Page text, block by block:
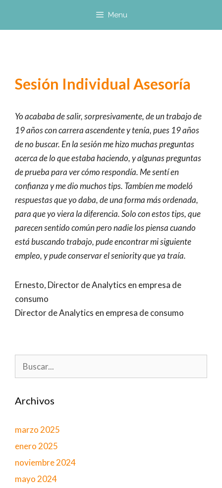
Menu
Sesión Individual Asesoría
Yo acababa de salir, sorpresivamente, de un trabajo de
19 años con carrera ascendente y tenía, pues 19 años
de no buscar. En la sesión me hizo muchas preguntas
acerca de lo que estaba haciendo, y algunas preguntas
de prueba para ver cómo respondía. Me sentí en
confianza y me dio muchos tips. Tambíen me modeló
respuestas que yo daba, de una forma más ordenada,
para que yo viera la diferencia. Solo con estos tips, que
parecen sentido común pero nadie los piensa cuando
está buscando trabajo, pude encontrar mi siguiente
empleo, y pude conservar el seniority que ya traía.
Ernesto, Director de Analytics en empresa de
consumo
Director de Analytics en empresa de consumo
Buscar:
Archivos
marzo 2025
enero 2025
noviembre 2024
mayo 2024